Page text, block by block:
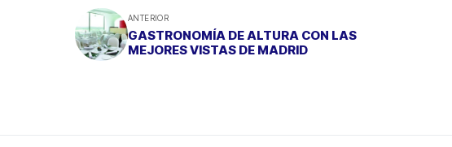
ANTERIOR
GASTRONOMÍA DE ALTURA CON LAS
MEJORES VISTAS DE MADRID